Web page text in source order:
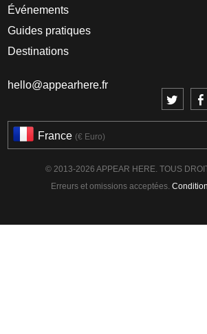
Événements
Guides pratiques
Destinations
hello@appearhere.fr
France (€ Euro)
© 2013-2026 APPEAR HERE. TOUS
Erreurs et omissions acceptées.